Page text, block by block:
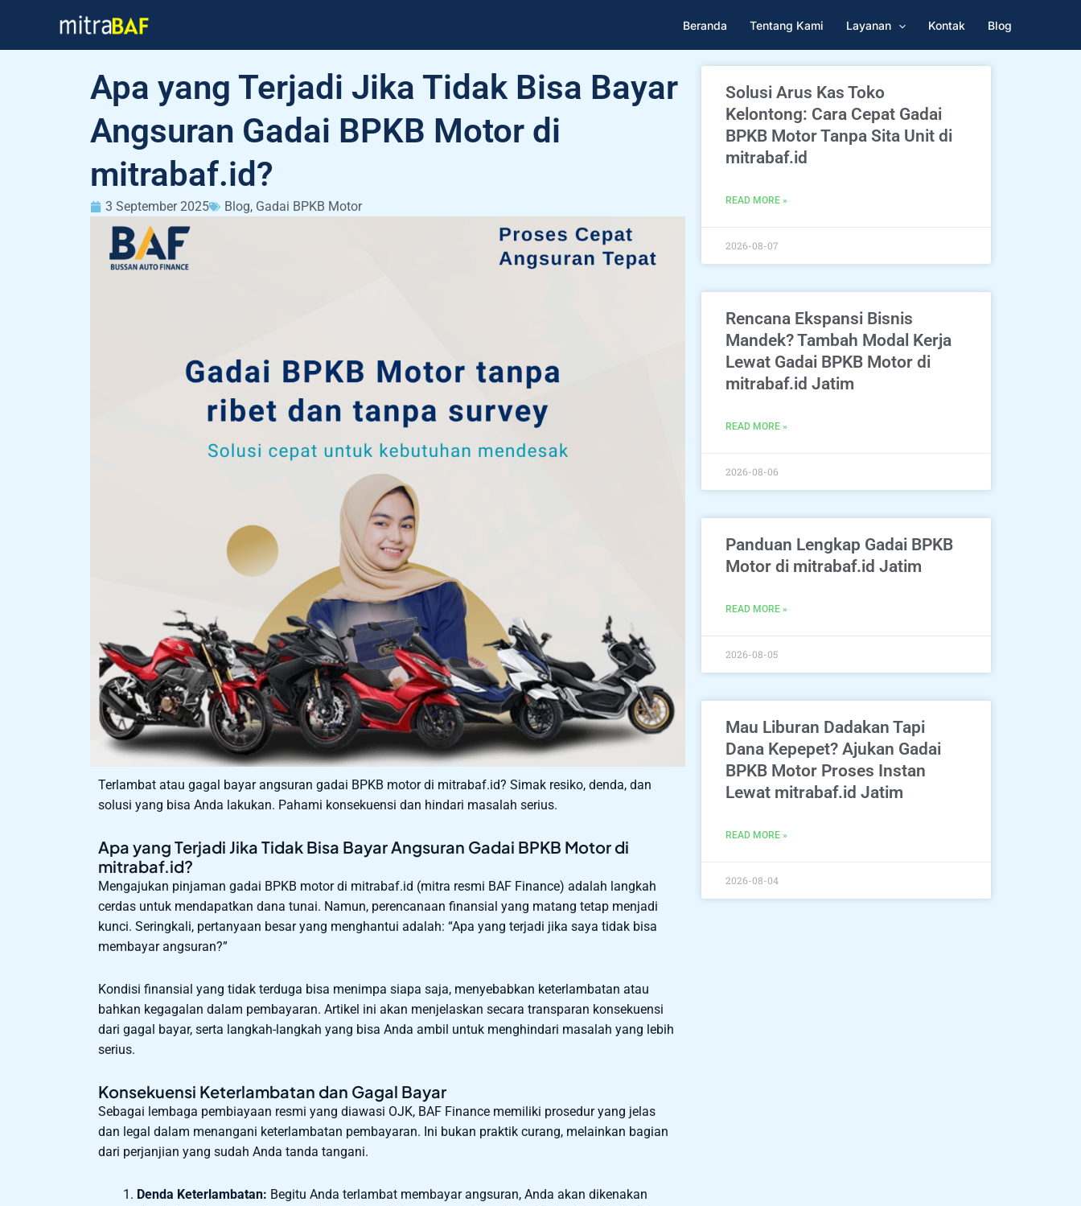
content
Beranda Tentang Kami Layanan Kontak Blog
Apa yang Terjadi Jika Tidak Bisa Bayar
Angsuran Gadai BPKB Motor di
mitrabaf.id?
3 September 2025 Blog, Gadai BPKB Motor
Terlambat atau gagal bayar angsuran gadai BPKB motor di mitrabaf.id? Simak resiko, denda, dan
solusi yang bisa Anda lakukan. Pahami konsekuensi dan hindari masalah serius.
Apa yang Terjadi Jika Tidak Bisa Bayar Angsuran Gadai BPKB Motor di
mitrabaf.id?
Mengajukan pinjaman gadai BPKB motor di mitrabaf.id (mitra resmi BAF Finance) adalah langkah
cerdas untuk mendapatkan dana tunai. Namun, perencanaan finansial yang matang tetap menjadi
kunci. Seringkali, pertanyaan besar yang menghantui adalah: “Apa yang terjadi jika saya tidak bisa
membayar angsuran?”
Kondisi finansial yang tidak terduga bisa menimpa siapa saja, menyebabkan keterlambatan atau
bahkan kegagalan dalam pembayaran. Artikel ini akan menjelaskan secara transparan konsekuensi
dari gagal bayar, serta langkah-langkah yang bisa Anda ambil untuk menghindari masalah yang lebih
serius.
Konsekuensi Keterlambatan dan Gagal Bayar
Sebagai lembaga pembiayaan resmi yang diawasi OJK, BAF Finance memiliki prosedur yang jelas
dan legal dalam menangani keterlambatan pembayaran. Ini bukan praktik curang, melainkan bagian
dari perjanjian yang sudah Anda tanda tangani.
Denda Keterlambatan: Begitu Anda terlambat membayar angsuran, Anda akan dikenakan
Solusi Arus Kas Toko
Kelontong: Cara Cepat Gadai
BPKB Motor Tanpa Sita Unit di
mitrabaf.id
READ MORE »
2026-08-07
Rencana Ekspansi Bisnis
Mandek? Tambah Modal Kerja
Lewat Gadai BPKB Motor di
mitrabaf.id Jatim
READ MORE »
2026-08-06
Panduan Lengkap Gadai BPKB
Motor di mitrabaf.id Jatim
READ MORE »
2026-08-05
Mau Liburan Dadakan Tapi
Dana Kepepet? Ajukan Gadai
BPKB Motor Proses Instan
Lewat mitrabaf.id Jatim
READ MORE »
2026-08-04